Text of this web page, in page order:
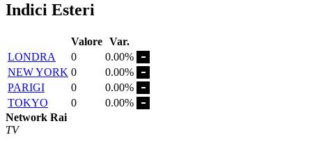
Indici Esteri
Valore Var.
LONDRA
0
0.00%
NEW YORK 0
0.00%
PARIGI
0
0.00%
TOKYO
0
0.00%
Network Rai
TV